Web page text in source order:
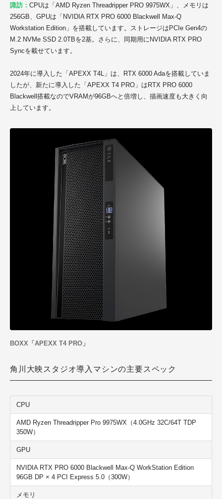
諏訪： CPUは「AMD Ryzen Threadripper PRO 9975WX」、メモリは
256GB、GPUは「NVIDIA RTX PRO 6000 Blackwell Max-Q
Workstation Edition」を搭載しています。ストレージはPCIe Gen4の
M.2 NVMe SSD 2.0TBを2基。さらに、同期用にNVIDIA RTX PRO
Syncを載せています。
2024年に導入した「APEXX T4L 」は、RTX 6000 Adaを搭載していま
したが、新たに導入した「APEXX T4 PRO」はRTX PRO 6000
Blackwell搭載なのでVRAMが96GBへと倍増し、描画速度も大きく向
上しています。
BOXX「APEXX T4 PRO」
角川大映スタジオ導入マシンの主要スペック
CPU
AMD Ryzen Threadripper Pro 9975WX（4.0GHz 32C/64T TDP
350W）
GPU
NVIDIA RTX PRO 6000 Blackwell Max-Q WorkStation Edition
96GB DP × 4 PCI Express 5.0（300W）
メモリ